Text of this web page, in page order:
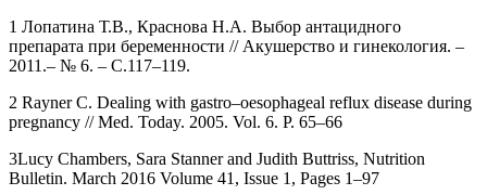
1 Лопатина Т.В., Краснова Н.А. Выбор антацидного
препарата при беременности // Акушерство и гинекология. –
2011.– № 6. – С.117–119.
2 Rayner C. Dealing with gastro–oesophageal reflux disease during
pregnancy // Med. Today. 2005. Vol. 6. P. 65–66
3Lucy Chambers, Sara Stanner and Judith Buttriss, Nutrition
Bulletin. March 2016 Volume 41, Issue 1, Pages 1–97